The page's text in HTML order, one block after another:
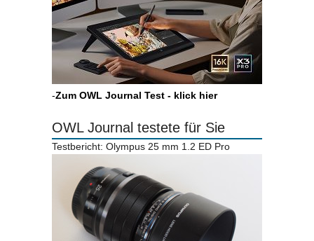
-Zum OWL Journal Test - klick hier
OWL Journal testete für Sie
Testbericht: Olympus 25 mm 1.2 ED Pro